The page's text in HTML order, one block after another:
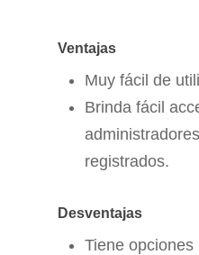
Ventajas
Muy fácil de
Brinda fácil
registrados.
Desventajas
Tiene